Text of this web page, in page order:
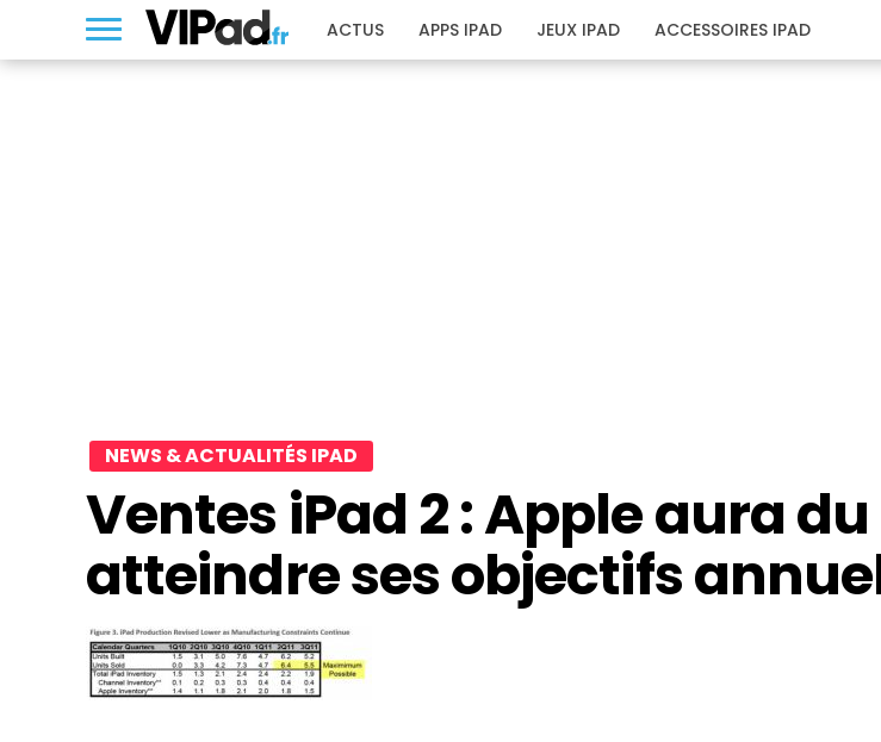
ACTUS APPS IPAD JEUX IPAD ACCESSOIRES IPAD
NEWS & ACTUALITÉS IPAD
Ventes iPad 2 : Apple aura
atteindre ses objectifs